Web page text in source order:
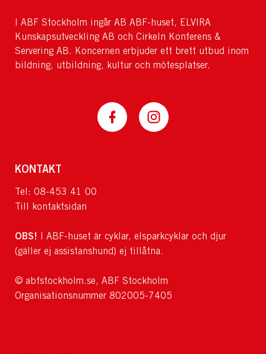
I ABF Stockholm ingår AB ABF-huset, ELVIRA
Kunskapsutveckling AB och Cirkeln Konferens &
Servering AB. Koncernen erbjuder ett brett utbud inom
bildning, utbildning, kultur och mötesplatser.
KONTAKT
Tel: 08-453 41 00
Till kontaktsidan
OBS!
I ABF-huset är cyklar, elsparkcyklar och djur
(gäller ej assistanshund) ej tillåtna.
© abfstockholm.se, ABF Stockholm
Organisationsnummer 802005-7405